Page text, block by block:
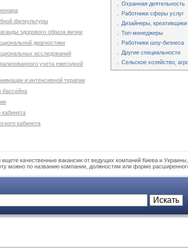
физкультуры
здорового образа жизни
диагностики
исследований
учета ежегодной
и интенсивной терапии
бассейна
кабинета
кабинета
Охранная деятельность
Работники сферы услуг
Дизайнеры, креативщики
Топ-менеджеры
Работники шоу-бизнеса
Другие специальности
Сельское хозяйство,
качественные вакансии от ведущих компаний Киева и
можно по названию компании, должностям или форме